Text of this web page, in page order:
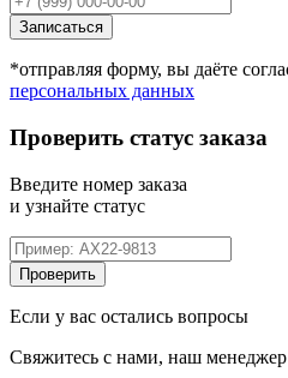
Записаться
*отправляя форму, вы даёте
персональных данных
Проверить статус заказа
Введите номер заказа
и узнайте статус
Проверить
Если у вас остались вопросы
Свяжитесь с нами, наш